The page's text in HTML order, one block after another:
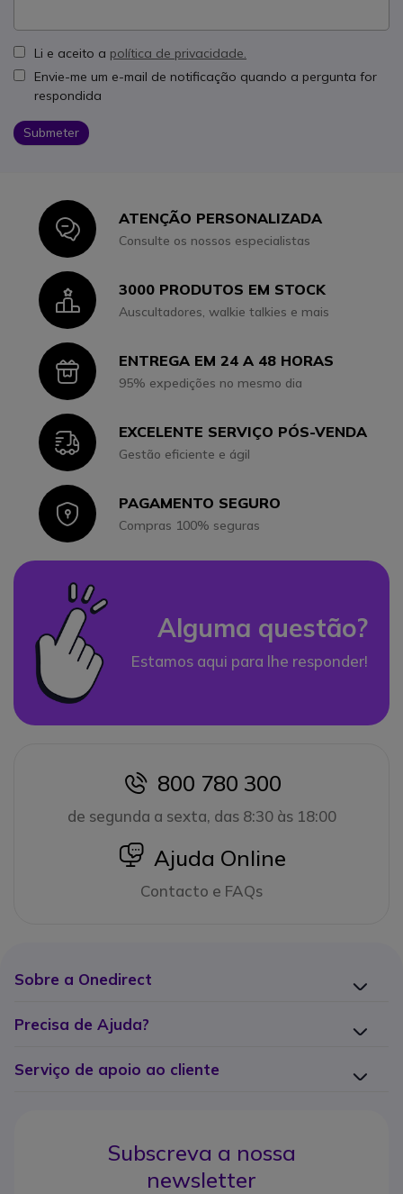
Li e aceito a política de privacidade.
Envie-me um e-mail de notificação quando a pergunta for
respondida
Submeter
IconATENÇÃO PERSONALIZADA
Consulte os nossos especialistas
Icon3000 PRODUTOS EM STOCK
Auscultadores, walkie talkies e mais
IconENTREGA EM 24 A 48 HORAS
95% expedições no mesmo dia
IconEXCELENTE SERVIÇO PÓS-VENDA
Gestão eficiente e ágil
IconPAGAMENTO SEGURO
Compras 100% seguras
Alguma questão?
Estamos aqui para lhe responder!
icon
800 780 300
de segunda a sexta, das 8:30 às 18:00
icon
Ajuda Online
Contacto e FAQs
Sobre a Onedirect
Precisa de Ajuda?
Serviço de apoio ao cliente
Subscreva a nossa
newsletter